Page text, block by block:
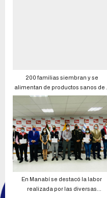
200 familias siembran y se
alimentan de productos sanos de 4
huertos comunitarios
En Manabí se destacó la labor
realizada por las diversas